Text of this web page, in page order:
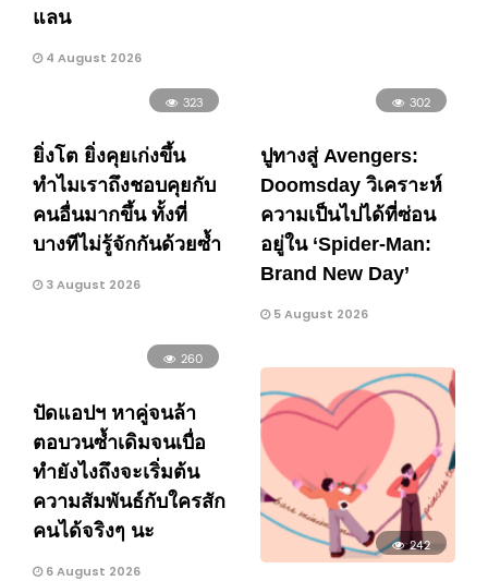
แลน
4 August 2026
323
ยิ่งโต ยิ่งคุยเก่งขึ้น
ทำไมเราถึงชอบคุยกับ
คนอื่นมากขึ้น ทั้งที่
บางทีไม่รู้จักกันด้วยซ้ำ
3 August 2026
302
ปูทางสู่ Avengers:
Doomsday วิเคราะห์
ความเป็นไปได้ที่ซ่อน
อยู่ใน ‘Spider-Man:
Brand New Day’
5 August 2026
260
ปัดแอปฯ หาคู่จนล้า
ตอบวนซ้ำเดิมจนเบื่อ
ทำยังไงถึงจะเริ่มต้น
ความสัมพันธ์กับใครสัก
คนได้จริงๆ นะ
6 August 2026
242